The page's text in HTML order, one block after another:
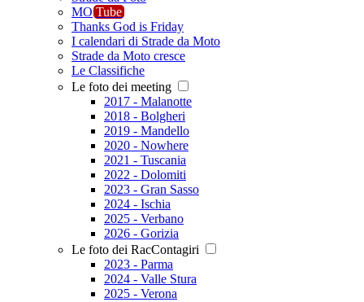
MO Tube
Thanks God is Friday
I calendari di Strade da Moto
Strade da Moto cresce
Le Classifiche
Le foto dei meeting
2017 - Malanotte
2018 - Bolgheri
2019 - Mandello
2020 - Nowhere
2021 - Tuscania
2022 - Dolomiti
2023 - Gran Sasso
2024 - Ischia
2025 - Verbano
2026 - Gorizia
Le foto dei RacContagiri
2023 - Parma
2024 - Valle Stura
2025 - Verona